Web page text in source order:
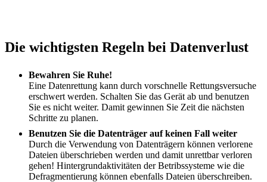
Die wichtigsten Regeln bei Datenverlust
Bewahren Sie Ruhe!
Eine Datenrettung kann durch vorschnelle Rettungsversuche
erschwert werden. Schalten Sie das Gerät ab und benutzen
Sie es nicht weiter. Damit gewinnen Sie Zeit die nächsten
Schritte zu planen.
Benutzen Sie die Datenträger auf keinen Fall weiter
Durch die Verwendung von Datenträgern können verlorene
Dateien überschrieben werden und damit unrettbar verloren
gehen! Hintergrundaktivitäten der Betribssysteme wie die
Defragmentierung können ebenfalls Dateien überschreiben.